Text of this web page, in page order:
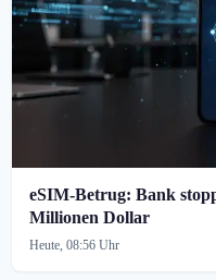
eSIM-Betrug: Bank
Millionen Dollar
Heute, 08:56 Uhr